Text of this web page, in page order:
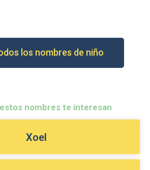
los nombres de niño
nombres te interesan
Xoel